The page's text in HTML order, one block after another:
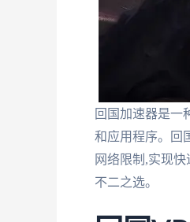
回国加速器是一
和应用程序。回
网络限制,实现
不二之选。